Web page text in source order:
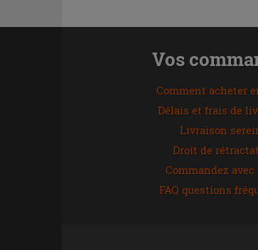
Vos
Comment acheter
Délais et frais de
Livraison
Droit de
Commandez avec
FAQ questions